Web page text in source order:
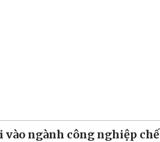
vào ngành công nghiệp chế